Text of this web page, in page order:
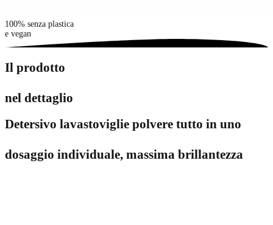
100% senza plastica
e vegan
Il prodotto
nel dettaglio
Detersivo lavastoviglie polvere tutto in uno
dosaggio individuale, massima brillantezza